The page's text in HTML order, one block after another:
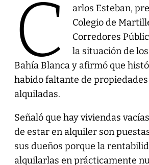
C
arlos Esteban,
Colegio de
Corredores
la situación de
Bahía Blanca y afirmó que
habido faltante de
alquiladas.
Señaló que hay viviendas
de estar en alquiler son
sus dueños porque la
alquilarlas en prácticamente